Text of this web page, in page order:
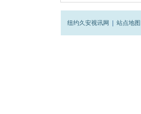
纽约久安视讯网 站点地图